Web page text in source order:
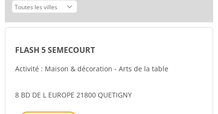
FLASH 5 SEMECOURT
Activité : Maison & décoration - Arts de la table
8 BD DE L EUROPE 21800 QUETIGNY